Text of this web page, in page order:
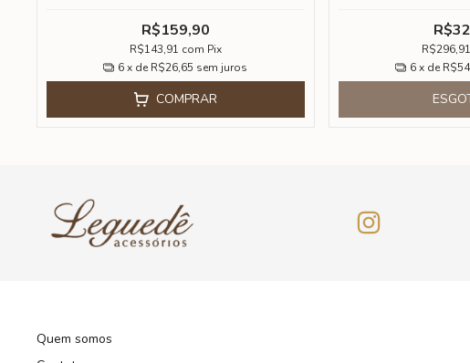
R$159,90
R$143,91 com Pix
6 x de R$26,65 sem juros
COMPRAR
R$296,91
6x de
Quem somos